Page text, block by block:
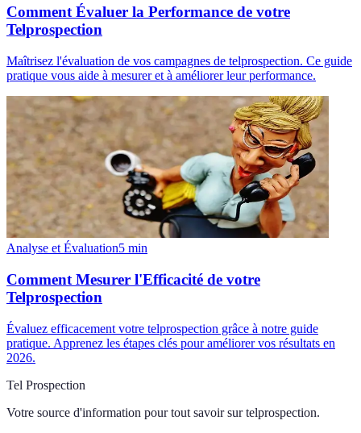
Comment Évaluer la Performance de votre
Telprospection
Maîtrisez l'évaluation de vos campagnes de telprospection. Ce guide
pratique vous aide à mesurer et à améliorer leur performance.
Analyse et Évaluation5 min
Comment Mesurer l'Efficacité de votre
Telprospection
Évaluez efficacement votre telprospection grâce à notre guide
pratique. Apprenez les étapes clés pour améliorer vos résultats en
2026.
Tel Prospection
Votre source d'information pour tout savoir sur telprospection.